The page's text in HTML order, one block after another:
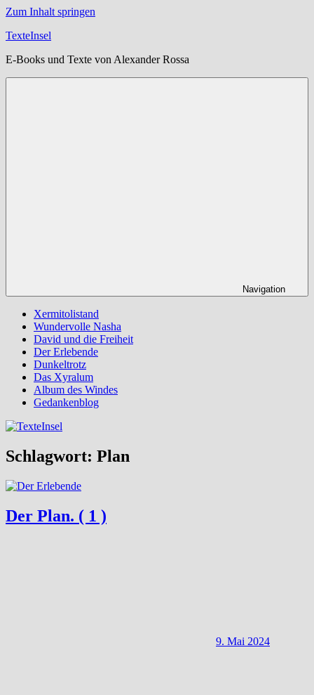
Zum Inhalt springen
TexteInsel
E-Books und Texte von Alexander Rossa
Navigation
Xermitolistand
Wundervolle Nasha
David und die Freiheit
Der Erlebende
Dunkeltrotz
Das Xyralum
Album des Windes
Gedankenblog
Schlagwort: Plan
Der Plan. ( 1 )
9. Mai 2024